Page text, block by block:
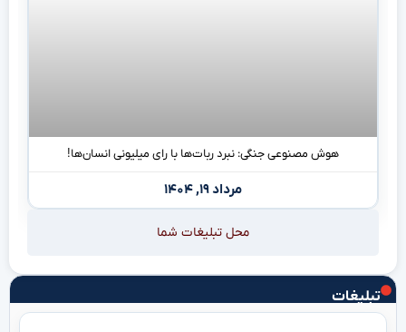
تبلیغات
هوش مصنوعی جنگی: نبرد ربات‌ها با رای میلیونی انسان‌ها!
مرداد ۱۹, ۱۴۰۴
محل تبلیغات شما